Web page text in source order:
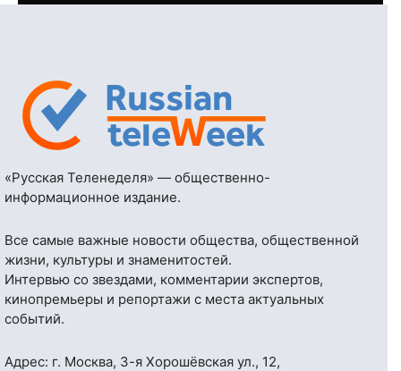
«Русская Теленеделя» — общественно-
информационное издание.
Все самые важные новости общества, общественной
жизни, культуры и знаменитостей.
Интервью со звездами, комментарии экспертов,
кинопремьеры и репортажи с места актуальных
событий.
Адрес: г. Москва, 3-я Хорошёвская ул., 12,